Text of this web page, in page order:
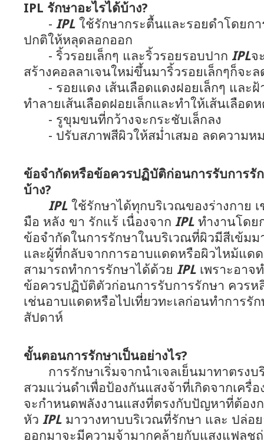
IPL รักษาอะไรได้บ้าง?
- IPL ใช้รักษากระตื้นและรอยดำโดยก
ปกติให้หลุดลอกออก
- ริ้วรอยเล็กๆ และริ้วรอยรอบปาก IPLจ
สร้างคอลลาเจนใหม่ขึ้นมาริ้วรอยเล็กๆก็จะ
- รอยแดง เส้นเลือดแดงฝอยเล็กๆ และฝ้
ทำลายเส้นเลือดฝอยเล็กและทำให้เส้นเลือดห
- รูขุมขนที่กว้างจะกระชับเล็กลง
- ปรับสภาพสีผิวให้สม่ำเสมอ ลดความห
ข้อจำกัดหรือข้อควรปฏิบัติก่อนการรับการรั
บ้าง?
IPL ใช้รักษาได้ทุกบริเวณของร่างกาย
มือ หลัง ขา รักแร้ เนื่องจาก IPL ทำงานโดย
ข้อจำกัดในการรักษาในบริเวณที่ผิวมีสีเข้มม
และผู้ที่กลับจากการอาบแดดหรือผิวไหม้แด
สามารถทำการรักษาได้ด้วย IPL เพราะอาจ
ข้อควรปฏิบัติตัวก่อนการรับการรักษา ควรห
เช่นอาบแดดหรือไปเที่ยวทะเลก่อนทำการรั
สัปดาห์
ขั้นตอนการรักษาเป็นอย่างไร?
การรักษาเริ่มจากนำเจลเย็นมาทาตรงบ
สวมแว่นดำเพื่อป้องกันแสงจ้าที่เกิดจากเครื่
จะกำหนดพลังงานแสงที่ตรงกับปัญหาที่ต้อง
หัว IPL มาวางทาบบริเวณที่รักษา และ ปล่อ
ออกมาจะมีความจ้ามากคล้ายกับแสงแฟลช